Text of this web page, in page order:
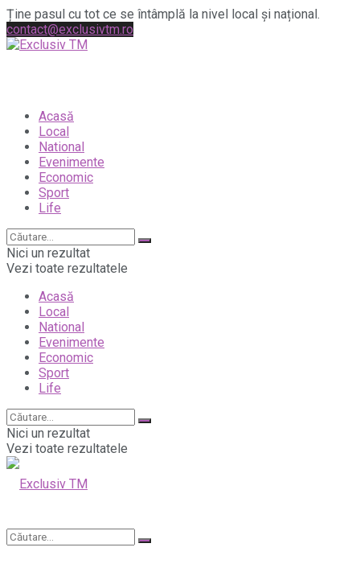
Ține pasul cu tot ce se întâmplă la nivel local și național.
contact@exclusivtm.ro
Acasă
Local
National
Evenimente
Economic
Sport
Life
Nici un rezultat
Vezi toate rezultatele
Acasă
Local
National
Evenimente
Economic
Sport
Life
Nici un rezultat
Vezi toate rezultatele